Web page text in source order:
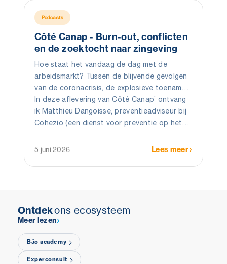
Podcasts
Côté Canap - Burn-out, conflicten
en de zoektocht naar zingeving
Hoe staat het vandaag de dag met de
arbeidsmarkt? Tussen de blijvende gevolgen
van de coronacrisis, de explosieve toename
van burn-outs en psychosociale risico’s,
maken organisaties een echte
zingevingscrisis door.
In deze aflevering van Côté Canap’ ontvang
ik Matthieu Dangoisse, preventieadviseur bij
Cohezio (een dienst voor preventie op het
werk, met de status van vzw).
5 juni 2026 Lees meer
Ontdekons ecosysteem
Meer lezen
Băo academy
Experconsult